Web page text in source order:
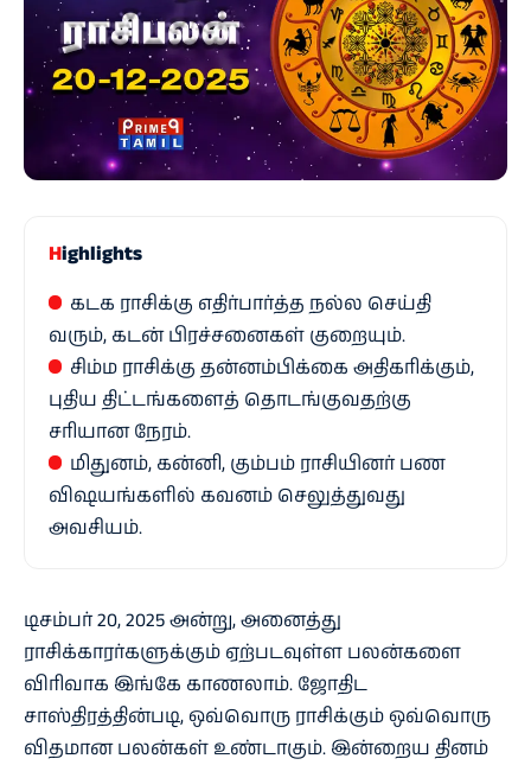
Highlights
கடக ராசிக்கு எதிர்பார்த்த நல்ல செய்தி
வரும், கடன் பிரச்சனைகள் குறையும்.
சிம்ம ராசிக்கு தன்னம்பிக்கை அதிகரிக்கும்,
புதிய திட்டங்களைத் தொடங்குவதற்கு
சரியான நேரம்.
மிதுனம், கன்னி, கும்பம் ராசியினர் பண
விஷயங்களில் கவனம் செலுத்துவது
அவசியம்.
டிசம்பர் 20, 2025 அன்று, அனைத்து
ராசிக்காரர்களுக்கும் ஏற்படவுள்ள பலன்களை
விரிவாக இங்கே காணலாம். ஜோதிட
சாஸ்திரத்தின்படி, ஒவ்வொரு ராசிக்கும் ஒவ்வொரு
விதமான பலன்கள் உண்டாகும். இன்றைய தினம்